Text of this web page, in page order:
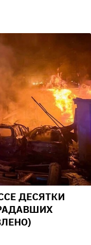
ДЕСЯТКИ